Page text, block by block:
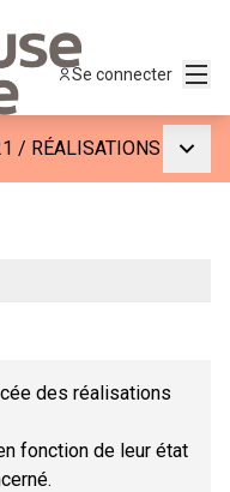
Se connecter
/ RÉALISATIONS
des réalisations
fonction de leur état